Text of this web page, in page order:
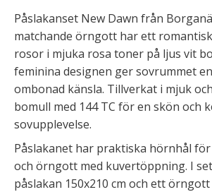
Påslakanset New Dawn från
matchande örngott har ett
rosor i mjuka rosa toner på ljus vit
feminina designen ger sovrummet
ombonad känsla. Tillverkat i mjuk
bomull med 144 TC för en skön och
sovupplevelse.
Påslakanet har praktiska hörnhål
och örngott med kuvertöppning. I
påslakan 150x210 cm och ett örngott